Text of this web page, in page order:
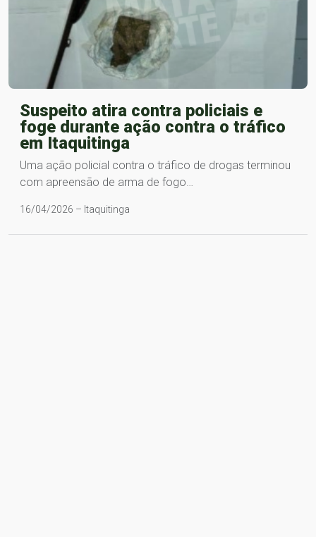
Suspeito atira contra policiais e
foge durante ação contra o tráfico
em Itaquitinga
Uma ação policial contra o tráfico de drogas terminou
com apreensão de arma de fogo…
16/04/2026 – Itaquitinga